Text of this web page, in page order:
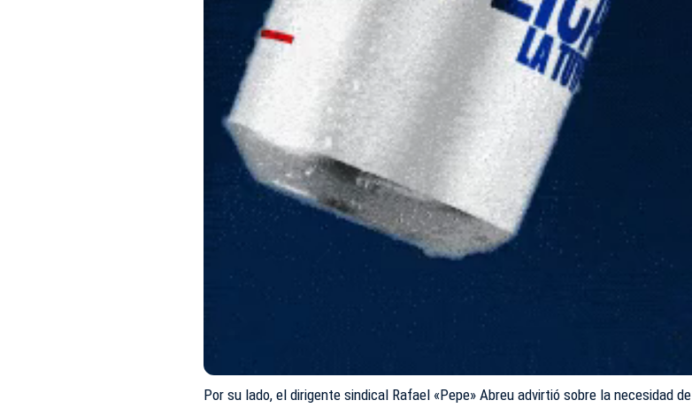
Por su lado, el dirigente sindical Rafael «Pepe» Abreu advirtió sobre la necesidad de